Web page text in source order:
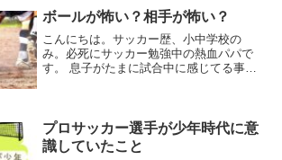
ボールが怖い？相手が怖い？
こんにちは。サッカー歴、小中学校の
み。必死にサッカー勉強中の熱血パパで
す。 息子がたまに試合中に感じてる事今
ョンはとても波がありま...
プロサッカー選手が少年時代に意
識していたこと